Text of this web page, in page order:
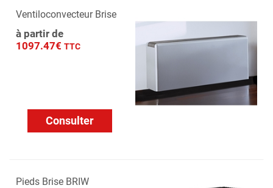
Ventiloconvecteur Brise
à partir de
1097.47€ TTC
Consulter
Pieds Brise BRIW